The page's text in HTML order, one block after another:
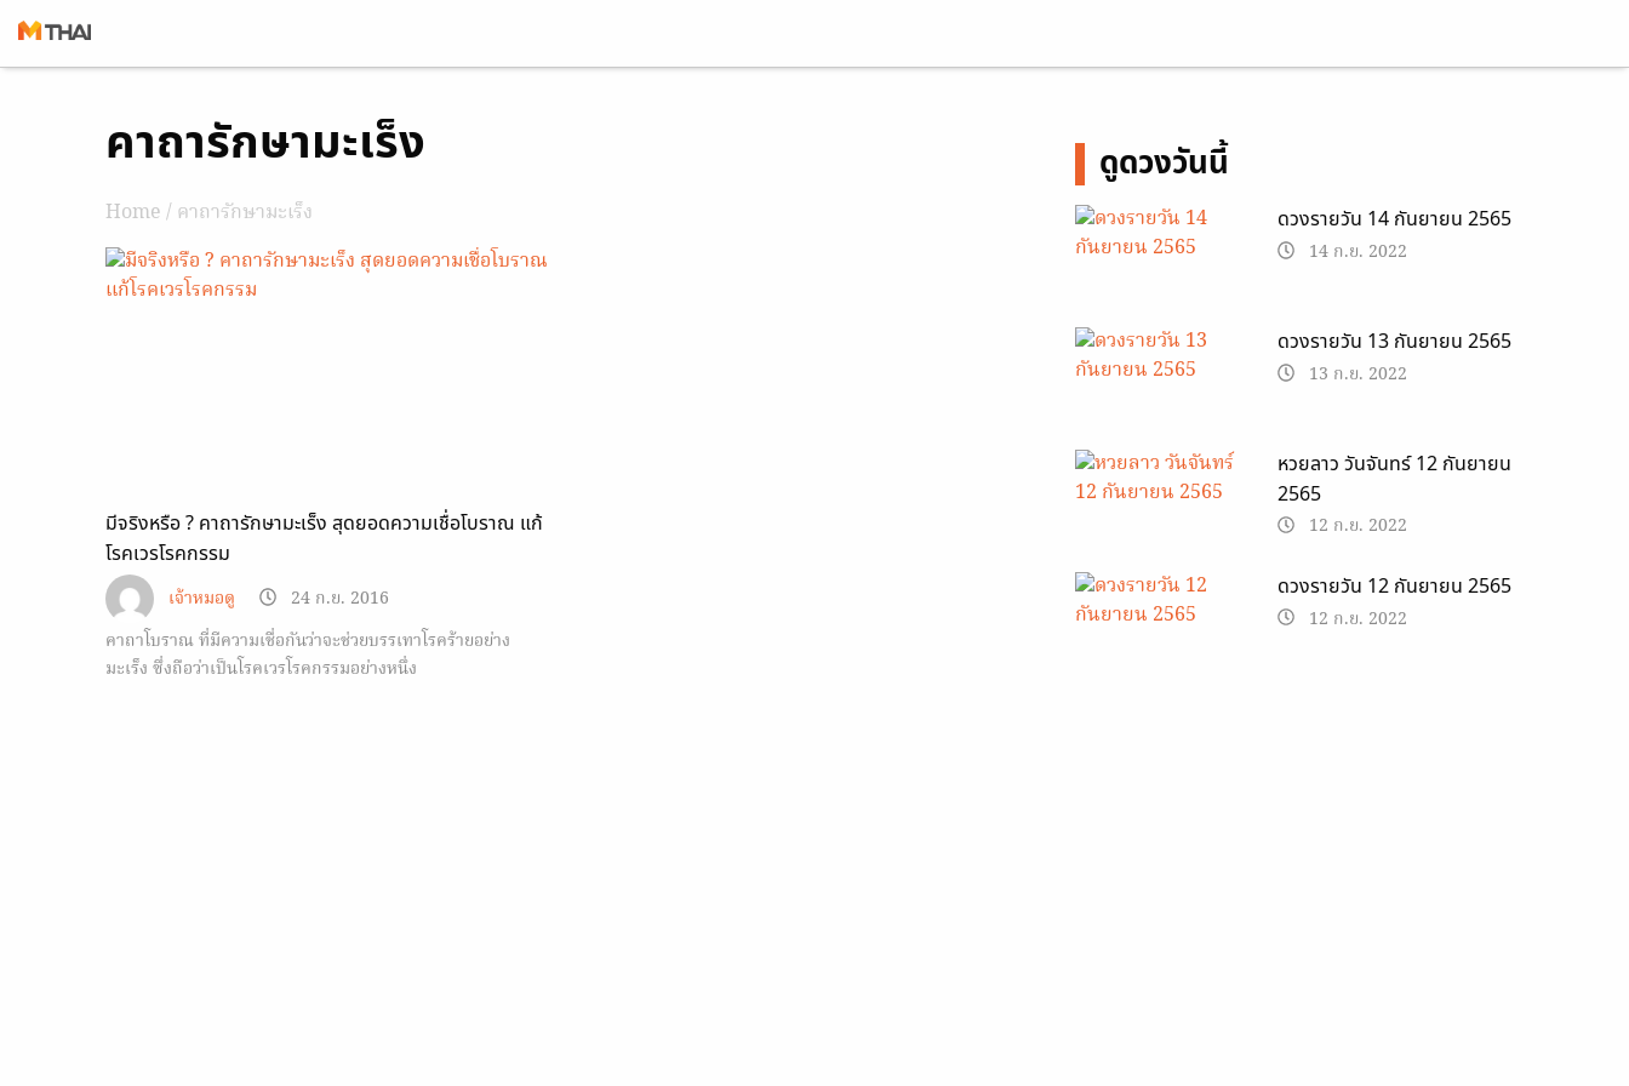
คาถารักษามะเร็ง
Home/ คาถารักษามะเร็ง
มีจริงหรือ ? คาถารักษามะเร็ง สุดยอดความเชื่อโบราณ แก้
โรคเวรโรคกรรม
เจ้าหมอดู
24 ก.ย. 2016
คาถาโบราณ ที่มีความเชื่อกันว่าจะช่วยบรรเทาโรคร้ายอย่าง
มะเร็ง ซึ่งถือว่าเป็นโรคเวรโรคกรรมอย่างหนึ่ง
ดูดวงวันนี้
ดวงรายวัน 14 กันยายน 2565
14 ก.ย. 2022
ดวงรายวัน 13 กันยายน 2565
13 ก.ย. 2022
หวยลาว วันจันทร์ 12 กันยายน
2565
12 ก.ย. 2022
ดวงรายวัน 12 กันยายน 2565
12 ก.ย. 2022